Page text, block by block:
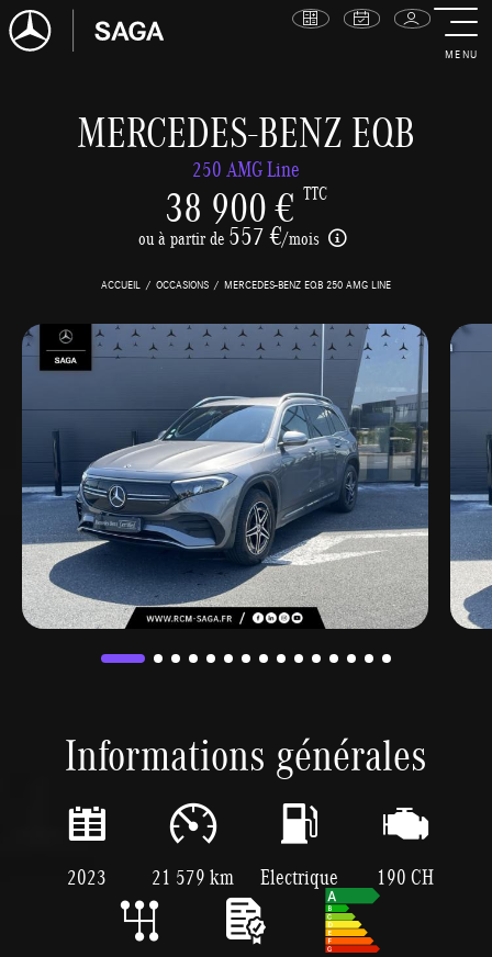
MENU
MERCEDES-BENZ EQB
250 AMG Line
38 900 € TTC
ou à partir de 557 €/mois
ACCUEIL OCCASIONS MERCEDES-BENZ EQB 250 AMG LINE
Informations générales
2023 21 579 km Electrique 190 CH